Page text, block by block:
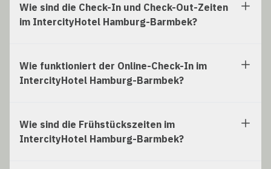
Wie sind die Check-In und Check-Out-Zeiten
im IntercityHotel Hamburg-Barmbek?
Wie funktioniert der Online-Check-In im
IntercityHotel Hamburg-Barmbek?
Wie sind die Frühstückszeiten im
IntercityHotel Hamburg-Barmbek?